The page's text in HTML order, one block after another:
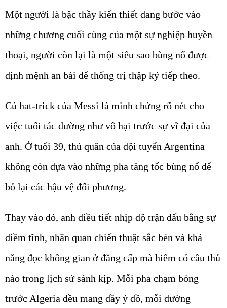
Một người là bậc thầy kiến thiết đang bước vào
những chương cuối cùng của một sự nghiệp huyền
thoại, người còn lại là một siêu sao bùng nổ được
định mệnh an bài để thống trị thập kỷ tiếp theo.
Cú hat-trick của Messi là minh chứng rõ nét cho
việc tuổi tác dường như vô hại trước sự vĩ đại của
anh. Ở tuổi 39, thủ quân của đội tuyển Argentina
không còn dựa vào những pha tăng tốc bùng nổ để
bỏ lại các hậu vệ đối phương.
Thay vào đó, anh điều tiết nhịp độ trận đấu bằng sự
điềm tĩnh, nhãn quan chiến thuật sắc bén và khả
năng đọc không gian ở đẳng cấp mà hiếm có cầu thủ
nào trong lịch sử sánh kịp. Mỗi pha chạm bóng
trước Algeria đều mang đầy ý đồ, mỗi đường